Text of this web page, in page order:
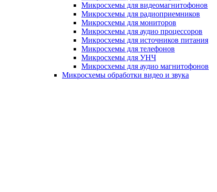
Микросхемы для видеомагнитофонов
Микросхемы для радиоприемников
Микросхемы для мониторов
Микросхемы для аудио процессоров
Микросхемы для источников питания
Микросхемы для телефонов
Микросхемы для УНЧ
Микросхемы для аудио магнитофонов
Микросхемы обработки видео и звука